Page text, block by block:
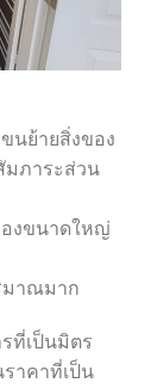
นย้ายสิ่งของ
มภาระส่วน
องขนาดใหญ่
มาณมาก
ที่เป็นมิตร
าคาที่เป็น